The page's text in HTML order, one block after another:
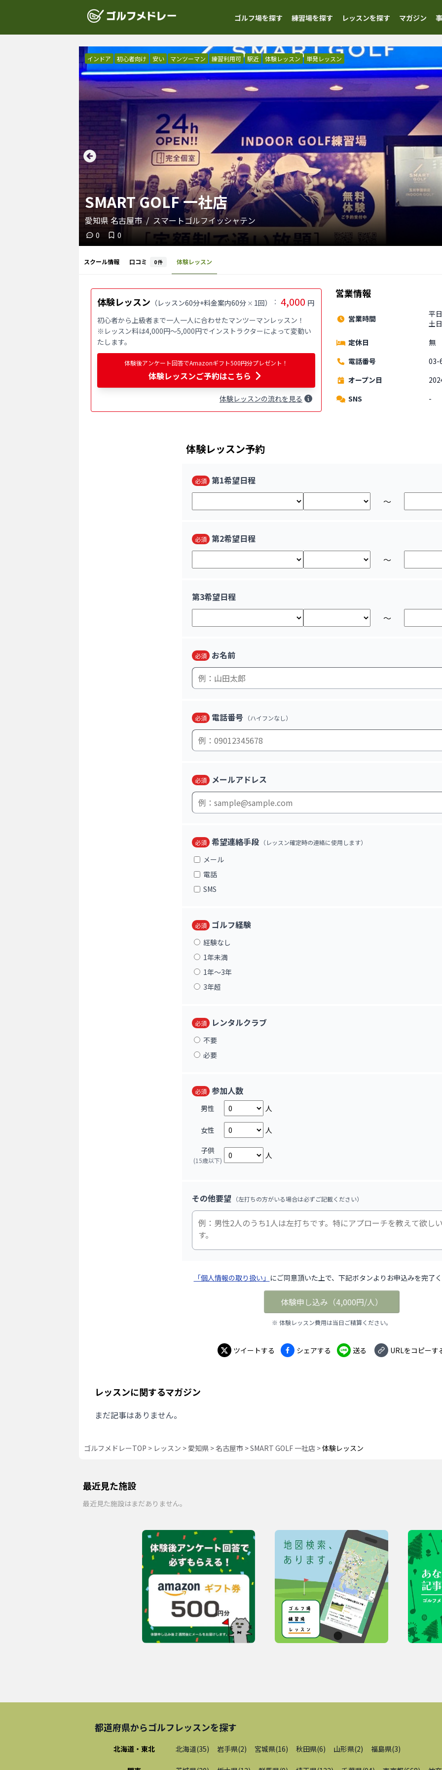
ゴルフ場を探す 練習場を探す レッスンを探す マガジン
インドア 初心者向け 安い マンツーマン 練習利用可 駅近 体験レッスン 単発レッスン
SMART GOLF 一社店
愛知県名古屋市 / スマートゴルフイッシャテン
0 0
スクール情報 口コミ 0件 体験レッスン
体験レッスン （レッスン60分+料金案内60分 × 1回） ： 4,000 円
初心者から上級者まで一人一人に合わせたマンツーマンレッスン！
※レッスン料は4,000円〜5,000円でインストラクターによって変動い
たします。
体験後アンケート回答でAmazonギフト500円分プレゼント！
体験レッスンご予約はこちら
体験レッスンの流れを見る
営業情報
営業時間
平
土
定休日
無
電話番号
03-
オープン日
SNS
-
体験レッスン予約
必須
第1希望日程
〜
必須
第2希望日程
〜
第3希望日程
〜
必須 お名前
必須 電話番号 （ハイフンなし）
必須 メールアドレス
必須 希望連絡手段 （レッスン確定時の連絡に使用します）
メール
電話
SMS
必須 ゴルフ経験
経験なし
1年未満
1年〜3年
3年超
必須 レンタルクラブ
不要
必要
必須 参加人数
男性 人
女性 人
子供
(15歳以下)
人
その他要望 （左打ちの方がいる場合は必ずご記載ください）
「個人情報の取り扱い」 にご同意頂いた上で、下記ボタンよりお申込みを完了
体験申し込み （4,000円/人）
※ 体験レッスン費用は当日ご精算ください。
ツイートする シェアする 送る URLをコピーす
レッスンに関するマガジン
まだ記事はありません。
ゴルフメドレーTOP > レッスン > 愛知県 >名古屋市 >SMART GOLF 一社店 >体験レッスン
最近見た施設
最近見た施設はまだありません。
都道府県からゴルフレッスンを探す
北海道・東北 北海道(35) 岩手県(2) 宮城県(16) 秋田県(6) 山形県(2) 福島県(3)